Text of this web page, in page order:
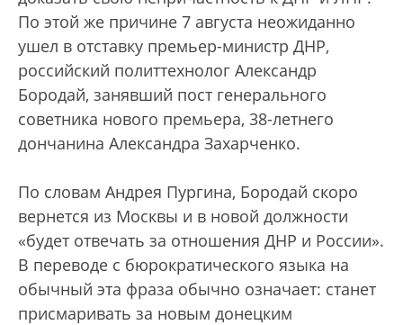
По этой же причине 7 августа неожиданно
ушел в отставку премьер-министр ДНР,
российский политтехнолог Александр
Бородай, занявший пост генерального
советника нового премьера, 38-летнего
дончанина Александра Захарченко.
По словам Андрея Пургина, Бородай скоро
вернется из Москвы и в новой должности
«будет отвечать за отношения ДНР и России».
В переводе с бюрократического языка на
обычный эта фраза обычно означает: станет
присмаривать за новым донецким